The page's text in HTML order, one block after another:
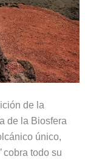
de la
de la Biosfera
único,
cobra todo su